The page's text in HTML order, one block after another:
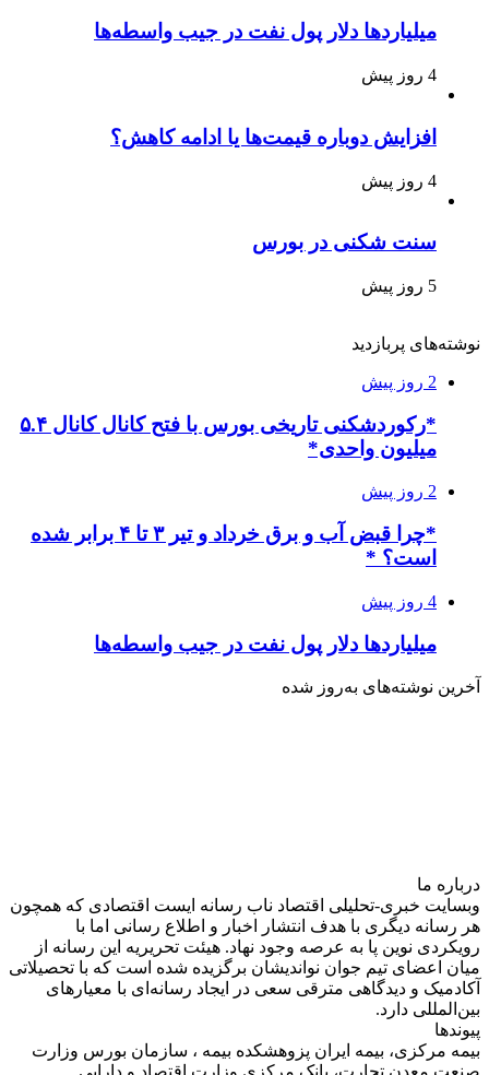
میلیاردها دلار پول نفت در جیب واسطه‌ها
4 روز پیش
افزایش دوباره قیمت‌ها یا ادامه کاهش؟
4 روز پیش
سنت شکنی در بورس
5 روز پیش
نوشته‌های پربازدید
2 روز پیش
*رکوردشکنی تاریخی بورس با فتح کانال کانال ۵.۴
میلیون واحدی*
2 روز پیش
*چرا قبض آب و برق خرداد و تیر ۳ تا ۴ برابر شده
است؟ *
4 روز پیش
میلیاردها دلار پول نفت در جیب واسطه‌ها
آخرین نوشته‌های‌ به‌روز شده
درباره‌ ما
وبسایت خبری-تحلیلی اقتصاد ناب رسانه‌ ایست اقتصادی که همچون
هر رسانه دیگری با هدف انتشار اخبار و اطلاع رسانی اما با
رویکردی نوین پا به عرصه وجود نهاد. هیئت تحریریه این رسانه از
میان اعضای تیم جوان نواندیشان برگزیده شده است که با تحصیلاتی
آکادمیک و دیدگاهی‌ مترقی سعی در ایجاد رسانه‌ای با معیار‌های
بین‌المللی دارد.
پیوندها
بیمه مرکزی، بیمه ایران پزوهشکده بیمه ، سازمان بورس وزارت